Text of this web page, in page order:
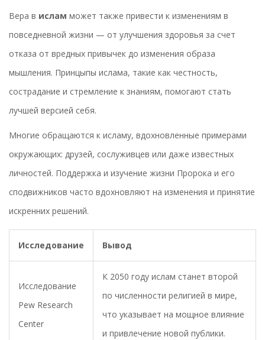
Вера в ислам может также привести к изменениям в
повседневной жизни — от улучшения здоровья за счет
отказа от вредных привычек до изменения образа
мышления. Принцыпы ислама, такие как честность,
сострадание и стремление к знаниям, помогают стать
лучшей версией себя.
Многие обращаются к исламу, вдохновленные примерами
окружающих: друзей, сослуживцев или даже известных
личностей. Поддержка и изучение жизни Пророка и его
сподвижников часто вдохновляют на изменения и принятие
искренних решений.
Исследование Вывод
Исследование
Pew Research
Center
К 2050 году ислам станет второй
по численности религией в мире,
что указывает на мощное влияние
и привлечение новой публики.